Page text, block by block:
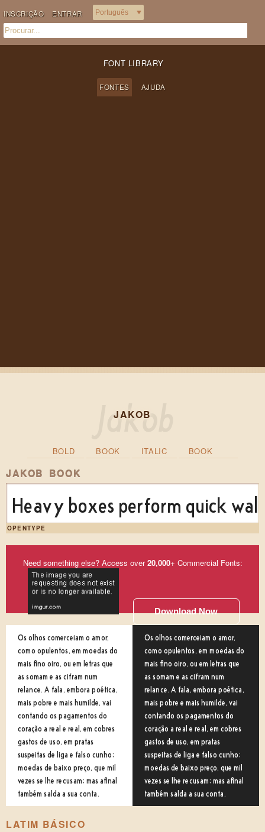
INSCRIÇÃO ENTRAR
FONT LIBRARY
FONTES AJUDA
JAKOB
BOLD BOOK ITALIC BOOK
JAKOB BOOK
Heavy boxes perform quick
OPENTYPE
Need something else? Access over20,000+ Commercial Fonts:
Download Now
Os olhos comerceiam o amor,
como opulentos, em moedas do
mais fino oiro, ou em letras que
as somam e as cifram num
relance. A fala, embora poética,
mais pobre e mais humilde, vai
contando os pagamentos do
coração a real e real, em cobres
gastos de uso, em pratas
suspeitas de liga e falso cunho;
moedas de baixo preço, que mil
vezes se lhe recusam; mas afinal
também salda a sua conta.
Os olhos comerceiam o amor,
como opulentos, em moedas do
mais fino oiro, ou em letras que
as somam e as cifram num
relance. A fala, embora poética,
mais pobre e mais humilde, vai
contando os pagamentos do
coração a real e real, em cobres
gastos de uso, em pratas
suspeitas de liga e falso cunho;
moedas de baixo preço, que mil
vezes se lhe recusam; mas afinal
também salda a sua conta.
LATIM BÁSICO